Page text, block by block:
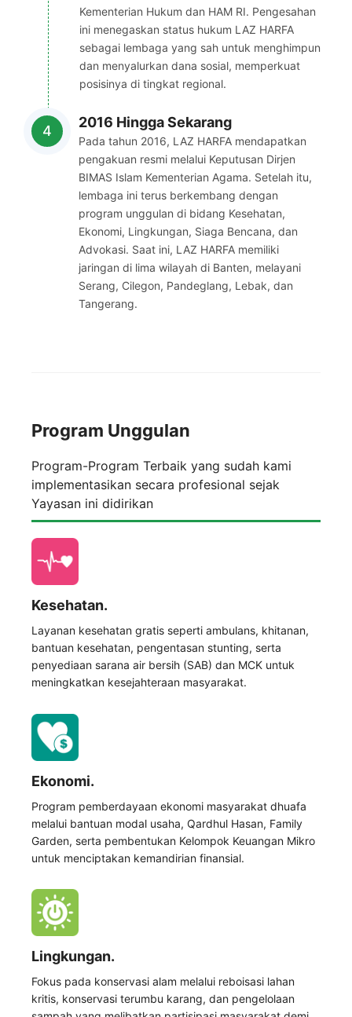
Kementerian Hukum dan HAM RI. Pengesahan
ini menegaskan status hukum LAZ HARFA
sebagai lembaga yang sah untuk menghimpun
dan menyalurkan dana sosial, memperkuat
posisinya di tingkat regional.
2016 Hingga Sekarang
Pada tahun 2016, LAZ HARFA mendapatkan
pengakuan resmi melalui Keputusan Dirjen
BIMAS Islam Kementerian Agama. Setelah itu,
lembaga ini terus berkembang dengan
program unggulan di bidang Kesehatan,
Ekonomi, Lingkungan, Siaga Bencana, dan
Advokasi. Saat ini, LAZ HARFA memiliki
jaringan di lima wilayah di Banten, melayani
Serang, Cilegon, Pandeglang, Lebak, dan
Tangerang.
Program Unggulan
Program-Program Terbaik yang sudah kami
implementasikan secara profesional sejak
Yayasan ini didirikan
Kesehatan.
Layanan kesehatan gratis seperti ambulans, khitanan,
bantuan kesehatan, pengentasan stunting, serta
penyediaan sarana air bersih (SAB) dan MCK untuk
meningkatkan kesejahteraan masyarakat.
Ekonomi.
Program pemberdayaan ekonomi masyarakat dhuafa
melalui bantuan modal usaha, Qardhul Hasan, Family
Garden, serta pembentukan Kelompok Keuangan Mikro
untuk menciptakan kemandirian finansial.
Lingkungan.
Fokus pada konservasi alam melalui reboisasi lahan
kritis, konservasi terumbu karang, dan pengelolaan